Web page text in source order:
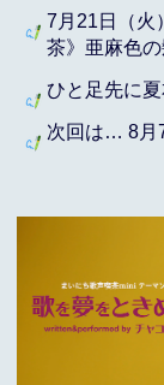
7月21日（火
茶》亜麻色
ひと足先に
次回は… 8月